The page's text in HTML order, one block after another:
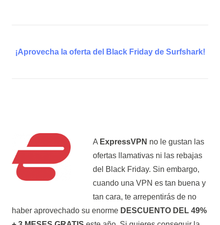
¡Aprovecha la oferta del Black Friday de Surfshark!
A ExpressVPN no le gustan las
ofertas llamativas ni las rebajas
del Black Friday. Sin embargo,
cuando una VPN es tan buena y
tan cara, te arrepentirás de no
haber aprovechado su enormeDESCUENTO DEL 49%